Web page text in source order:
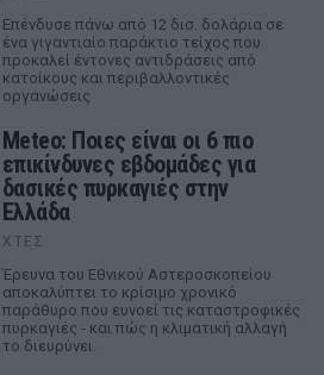
Επένδυσε πάνω από 12 δισ. δολάρια σε
ένα γιγαντιαίο παράκτιο τείχος που
προκαλεί έντονες αντιδράσεις από
κατοίκους και περιβαλλοντικές
οργανώσεις
Meteo: Ποιες είναι οι 6 πιο
επικίνδυνες εβδομάδες για
δασικές πυρκαγιές στην
Ελλάδα
ΧΤΕΣ
Έρευνα του Εθνικού Αστεροσκοπείου
αποκαλύπτει το κρίσιμο χρονικό
παράθυρο που ευνοεί τις καταστροφικές
πυρκαγιές - και πώς η κλιματική αλλαγή
το διευρύνει.